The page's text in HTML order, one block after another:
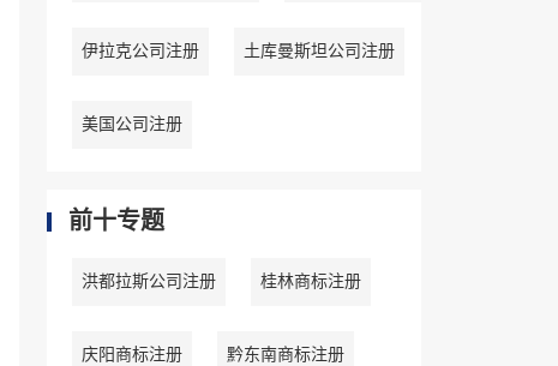
伊拉克公司注册 土库曼斯坦公司注册
美国公司注册
前十专题
洪都拉斯公司注册 桂林商标注册
庆阳商标注册 黔东南商标注册